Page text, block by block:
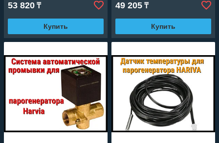
53 820 ₸
Купить
49 205 ₸
Купить